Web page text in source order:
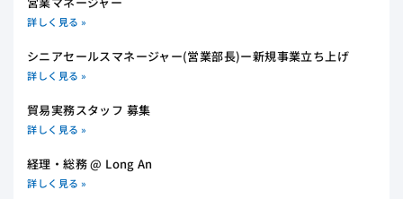
詳しく見る »
シニアセールスマネージャー(営業部長)ー新規事業立ち上げ
詳しく見る »
貿易実務スタッフ 募集
詳しく見る »
経理・総務 @ Long An
詳しく見る »